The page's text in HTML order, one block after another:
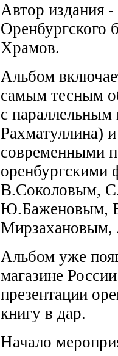
Автор издания -
Оренбургского
Храмов.
Альбом
самым тесным
с параллельным
Рахматуллина)
современными
В.Соколовым,
Ю.Баженовым,
Мирзахановым,
Альбом уже
магазине
презентации
книгу в дар.
Начало